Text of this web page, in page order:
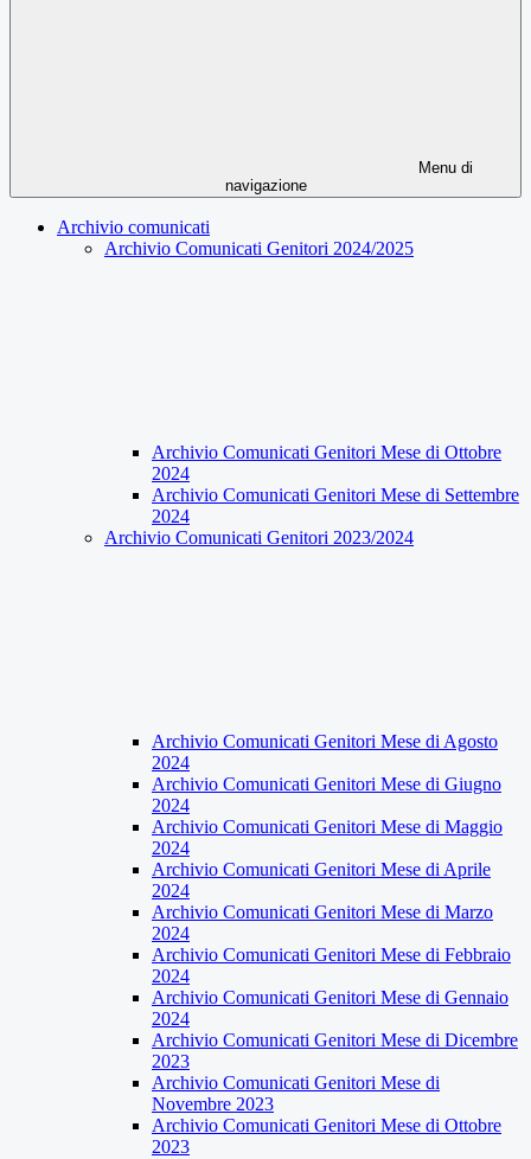
Menu di
navigazione
Archivio comunicati
Archivio Comunicati Genitori 2024/2025
Archivio Comunicati Genitori Mese di Ottobre
2024
Archivio Comunicati Genitori Mese di Settembre
2024
Archivio Comunicati Genitori 2023/2024
Archivio Comunicati Genitori Mese di Agosto
2024
Archivio Comunicati Genitori Mese di Giugno
2024
Archivio Comunicati Genitori Mese di Maggio
2024
Archivio Comunicati Genitori Mese di Aprile
2024
Archivio Comunicati Genitori Mese di Marzo
2024
Archivio Comunicati Genitori Mese di Febbraio
2024
Archivio Comunicati Genitori Mese di Gennaio
2024
Archivio Comunicati Genitori Mese di Dicembre
2023
Archivio Comunicati Genitori Mese di
Novembre 2023
Archivio Comunicati Genitori Mese di Ottobre
2023